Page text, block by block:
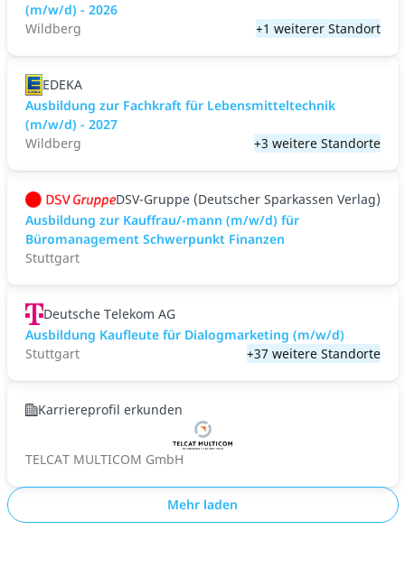
(m/w/d) - 2026
Wildberg
+1 weiterer Standort
EDEKA
Ausbildung zur Fachkraft für Lebensmitteltechnik
(m/w/d) - 2027
Wildberg
+3 weitere Standorte
DSV-Gruppe (Deutscher Sparkassen Verlag)
Ausbildung zur Kauffrau/-mann (m/w/d) für
Büromanagement Schwerpunkt Finanzen
Stuttgart
Deutsche Telekom AG
Ausbildung Kaufleute für Dialogmarketing (m/w/d)
Stuttgart
+37 weitere Standorte
Karriereprofil erkunden
TELCAT MULTICOM GmbH
Mehr laden